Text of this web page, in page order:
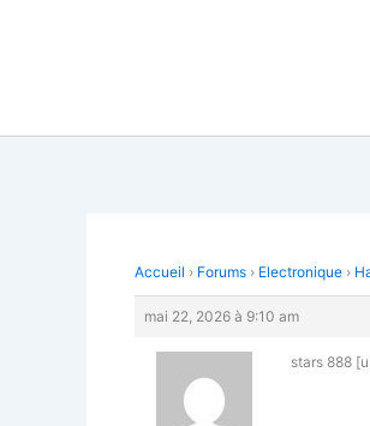
Accueil › Forums › Electronique ›
mai 22, 2026 à 9:10 am
stars 888